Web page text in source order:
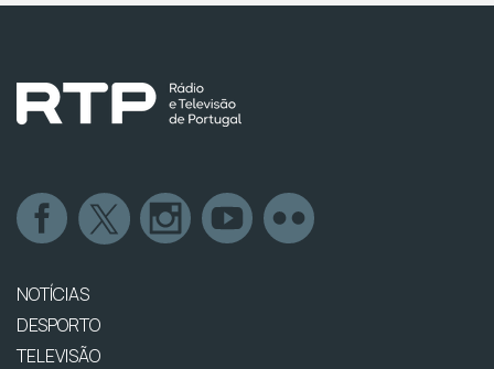
NOTÍCIAS
DESPORTO
TELEVISÃO